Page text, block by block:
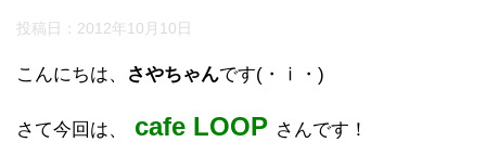
投稿日： 2012年10月10日
こんにちは、 さやちゃんです(・ⅰ・)ゝ
さて今回は、 cafe LOOP さんです！